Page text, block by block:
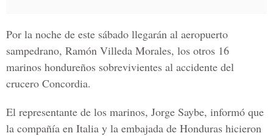
Por la noche de este sábado llegarán al aeropuerto
sampedrano, Ramón Villeda Morales, los otros 16
marinos hondureños sobrevivientes al accidente del
crucero Concordia.
El representante de los marinos, Jorge Saybe, informó que
la compañía en Italia y la embajada de Honduras hicieron